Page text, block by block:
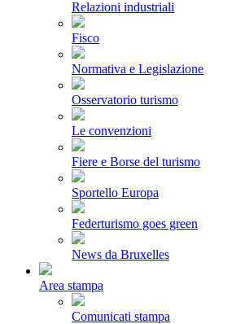
Relazioni industriali
Fisco
Normativa e Legislazione
Osservatorio turismo
Le convenzioni
Fiere e Borse del turismo
Sportello Europa
Federturismo goes green
News da Bruxelles
Area stampa
Comunicati stampa